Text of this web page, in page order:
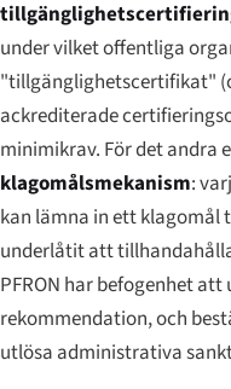
under vilket offentliga
"tillgänglighetscertifikat" (
ackrediterade
minimikrav. För det andra
klagomålsmekanism:
kan lämna in ett klagomål
underlåtit att
PFRON har befogenhet
rekommendation, och
utlösa administrativa